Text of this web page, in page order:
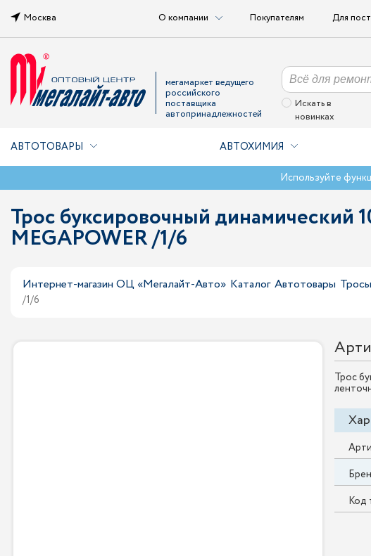
Москва О компании Покупателям Для
мегамаркет ведущего
российского
поставщика
автопринадлежностей
Искать в
новинках
АВТОТОВАРЫ АВТОХИМИЯ
Используйте
Трос буксировочный динамический
MEGAPOWER /1/6
Интернет-магазин ОЦ «Мегалайт-Авто» Каталог Автотовары
/1/6
Трос
Код